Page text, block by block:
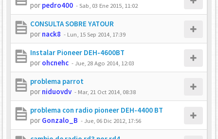
por pedro400 -Sab, 03 Ene 2015, 11:02
CONSULTA SOBRE YATOUR
por nack8 - Lun, 15 Sep 2014, 17:39
Instalar Pioneer DEH-4600BT
por ohcnehc -Jue, 28 Ago 2014, 12:03
problema parrot
por niduovdv - Mar, 21 Oct 2014, 08:38
problema con radio pioneer DEH-4400 BT
por Gonzalo_B -Jue, 06 Dic 2012, 17:56